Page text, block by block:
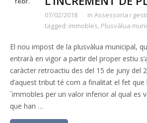
07/02/2018 in Assessoria i
tagged: immobles, Plusvàlua
El nou impost de la plusvàlua municipal,
entrarà en vigor a partir del proper estiu
caràcter retroactiu des del 15 de juny del
d’aquest tribut té com a finalitat el fet que
´immobles per un valor inferior al qual es
que han …